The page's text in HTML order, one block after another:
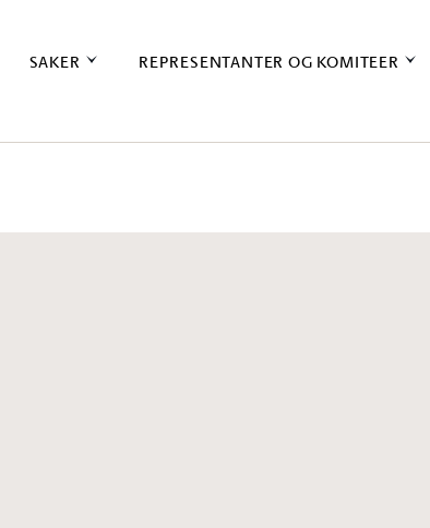
SAKER REPRESENTANTER OG KOMITEER